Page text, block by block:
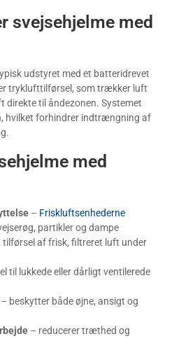
svejsehjelme med
udstyret med et batteridrevet
tryklufttilførsel, som trækker luft
direkte til åndezonen. Systemet
hvilket forhindrer indtrængning af
med
– Friskluftsenhederne
partikler og dampe
af frisk, filtreret luft under
til lukkede eller dårligt ventilerede
– beskytter både øjne, ansigt og
– reducerer træthed og